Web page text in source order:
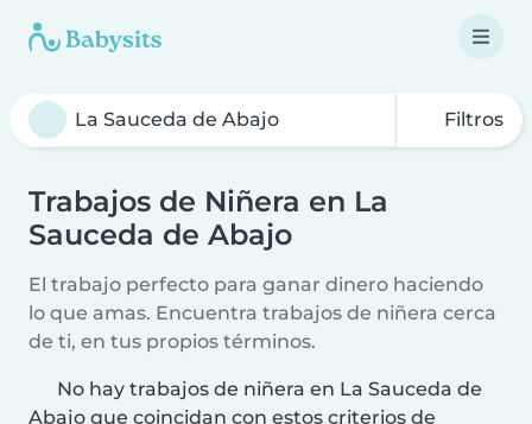
Filtros
Trabajos de Niñera en La
Sauceda de Abajo
El trabajo perfecto para ganar dinero haciendo
lo que amas. Encuentra trabajos de niñera cerca
de ti, en tus propios términos.
No hay trabajos de niñera en La Sauceda de
Abajo que coincidan con estos criterios de